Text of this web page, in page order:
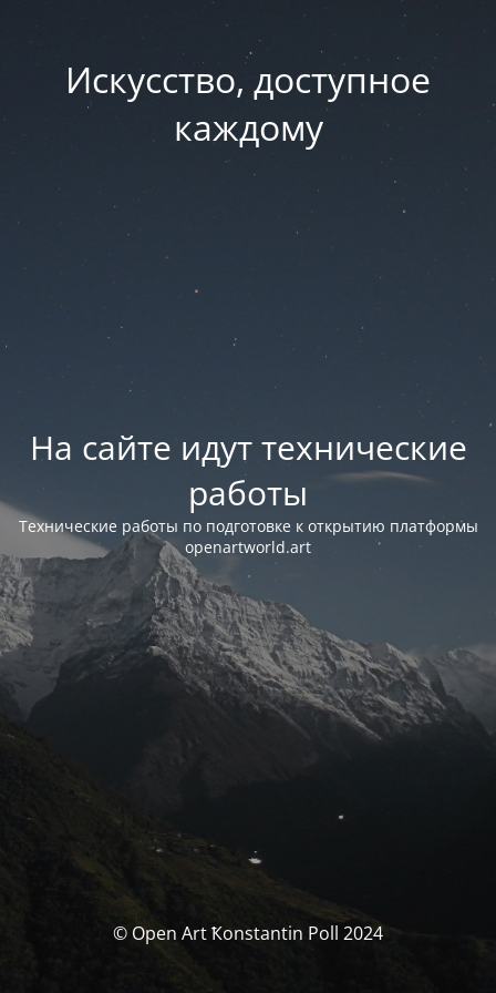
Искусство, доступное
каждому
На сайте идут технические
работы
Технические работы по подготовке к открытию платформы
openartworld.art
© Open Art Ҟonstantin Poll 2024